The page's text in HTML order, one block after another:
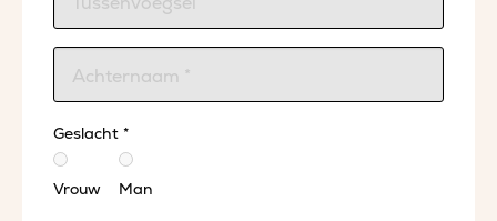
Geslacht *
Vrouw Man